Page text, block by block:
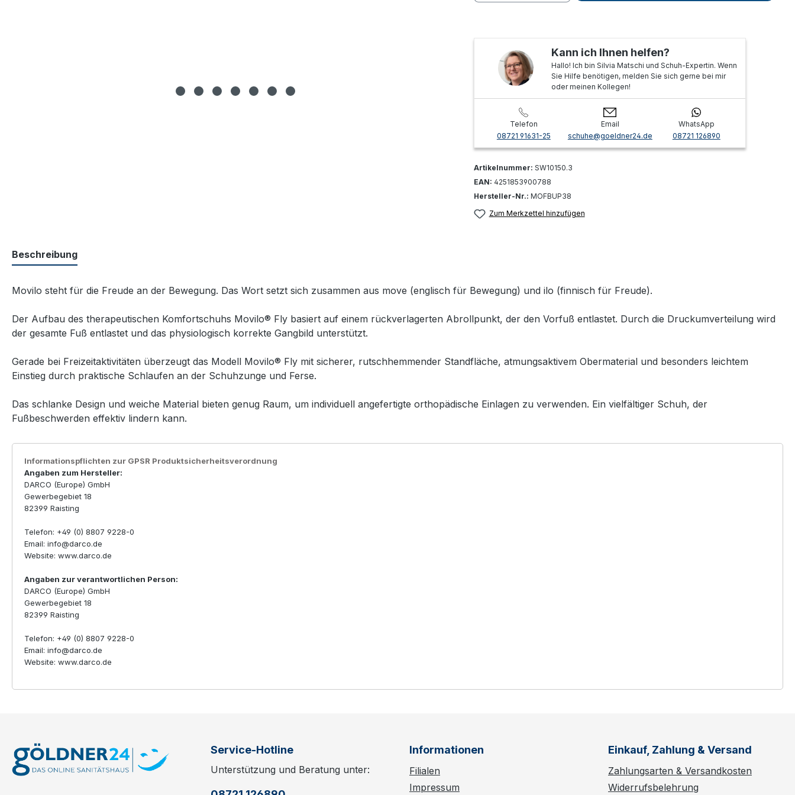
Kann ich Ihnen helfen?
Hallo! Ich bin Silvia Matschi und Schuh-Expertin. Wenn
Sie Hilfe benötigen, melden Sie sich gerne bei mir
oder meinen Kollegen!
Telefon
08721 91631-25
Email
schuhe@goeldner24.de
WhatsApp
08721 126890
Artikelnummer:SW10150.3
EAN:4251853900788
Hersteller-Nr.:MOFBUP38
Zum Merkzettel hinzufügen
Beschreibung
Movilo steht für die Freude an der Bewegung. Das Wort setzt sich zusammen aus move (englisch für Bewegung) und ilo (finnisch für Freude).
Der Aufbau des therapeutischen Komfortschuhs Movilo® Fly basiert auf einem rückverlagerten Abrollpunkt, der den Vorfuß entlastet. Durch die Druckumverteilung wird
der gesamte Fuß entlastet und das physiologisch korrekte Gangbild unterstützt.
Gerade bei Freizeitaktivitäten überzeugt das Modell Movilo® Fly mit sicherer, rutschhemmender Standfläche, atmungsaktivem Obermaterial und besonders leichtem
Einstieg durch praktische Schlaufen an der Schuhzunge und Ferse.
Das schlanke Design und weiche Material bieten genug Raum, um individuell angefertigte orthopädische Einlagen zu verwenden. Ein vielfältiger Schuh, der
Fußbeschwerden effektiv lindern kann.
Informationspflichten zur GPSR Produktsicherheitsverordnung
Angaben zum Hersteller:
DARCO (Europe) GmbH
Gewerbegebiet 18
82399 Raisting
Telefon: +49 (0) 8807 9228-0
Email: info@darco.de
Website: www.darco.de
Angaben zur verantwortlichen Person:
DARCO (Europe) GmbH
Gewerbegebiet 18
82399 Raisting
Telefon: +49 (0) 8807 9228-0
Email: info@darco.de
Website: www.darco.de
Service-Hotline
Unterstützung und Beratung unter:
Informationen
Filialen
Impressum
Einkauf, Zahlung & Versand
Zahlungsarten & Versandkosten
Widerrufsbelehrung